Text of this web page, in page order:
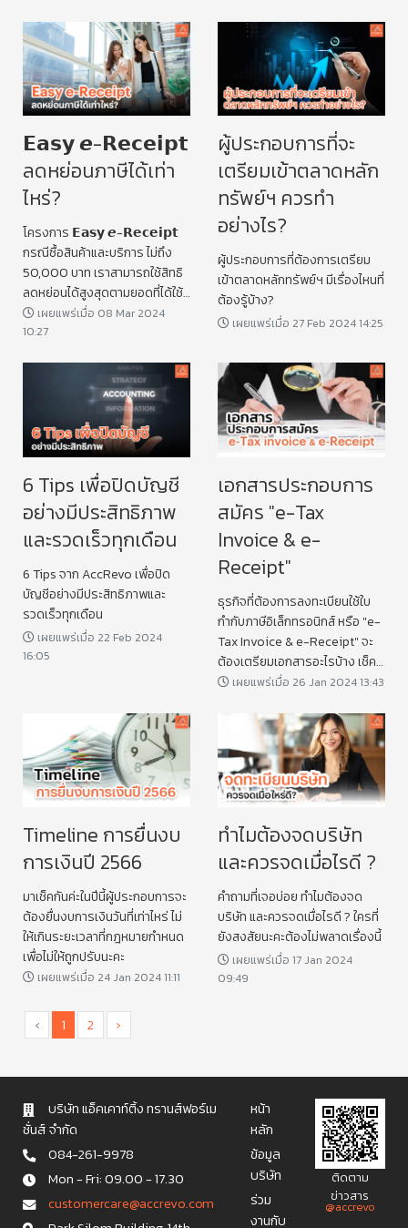
𝗘𝗮𝘀𝘆 𝙚-𝗥𝗲𝗰𝗲𝗶𝗽𝘁
ลดหย่อนภาษีได้เท่า
ไหร่?
โครงการ 𝗘𝗮𝘀𝘆 𝙚-𝗥𝗲𝗰𝗲𝗶𝗽𝘁
กรณีซื้อสินค้าและบริการ ไม่ถึง
50,000 บาท เราสามารถใช้สิทธิ
ลดหย่อนได้สูงสุดตามยอดที่ได้ใช้
จ่ายจริงเท่านั้น
เผยแพร่เมื่อ 08 Mar 2024
10:27
ผู้ประกอบการที่จะ
เตรียมเข้าตลาดหลัก
ทรัพย์ฯ ควรทำ
อย่างไร?
ผู้ประกอบการที่ต้องการเตรียม
เข้าตลาดหลักทรัพย์ฯ มีเรื่องไหนที่
ต้องรู้บ้าง?
เผยแพร่เมื่อ 27 Feb 2024 14:25
6 Tips เพื่อปิดบัญชี
อย่างมีประสิทธิภาพ
และรวดเร็วทุกเดือน
6 Tips จาก AccRevo เพื่อปิด
บัญชีอย่างมีประสิทธิภาพและ
รวดเร็วทุกเดือน
เผยแพร่เมื่อ 22 Feb 2024
16:05
เอกสารประกอบการ
สมัคร "e-Tax
Invoice & e-
Receipt"
ธุรกิจที่ต้องการลงทะเบียนใช้ใบ
กำกับภาษีอิเล็กทรอนิกส์ หรือ "e-
Tax Invoice & e-Receipt" จะ
ต้องเตรียมเอกสารอะไรบ้าง เช็ค
กันได้เลย
เผยแพร่เมื่อ 26 Jan 2024 13:43
Timeline การยื่นงบ
การเงินปี 2566
มาเช็คกันค่ะในปีนี้ผู้ประกอบการจะ
ต้องยื่นงบการเงินวันที่เท่าไหร่ ไม่
ให้เกินระยะเวลาที่กฎหมายกำหนด
เพื่อไม่ให้ถูกปรับนะคะ
เผยแพร่เมื่อ 24 Jan 2024 11:11
ทำไมต้องจดบริษัท
และควรจดเมื่อไรดี ?
คำถามที่เจอบ่อย ทำไมต้องจด
บริษัท และควรจดเมื่อไรดี ? ใครที่
ยังสงสัยนะคะต้องไม่พลาดเรื่องนี้
เผยแพร่เมื่อ 17 Jan 2024
09:49
‹ 1 2 ›
บริษัท แอ็คเคาท์ติ้ง ทรานส์ฟอร์เม
ชั่นส์ จำกัด
084-261-9978
Mon - Fri: 09.00 - 17.30
c u s t o m e r c a r e @ a c c r e v o . c o m
หน้า
หลัก
ข้อมูล
บริษัท
ร่วม
งานกับ
ติดตาม
ข่าวสาร
@accrevo